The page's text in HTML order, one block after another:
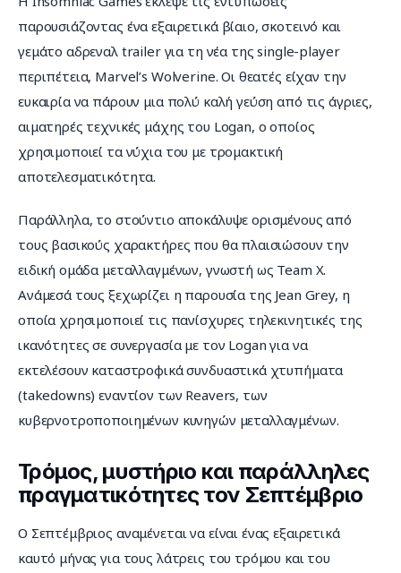
παρουσιάζοντας ένα εξαιρετικά βίαιο, σκοτεινό και
γεμάτο αδρεναλ trailer για τη νέα της single-player
περιπέτεια, Marvel’s Wolverine. Οι θεατές είχαν την
ευκαιρία να πάρουν μια πολύ καλή γεύση από τις άγριες,
αιματηρές τεχνικές μάχης του Logan, ο οποίος
χρησιμοποιεί τα νύχια του με τρομακτική
αποτελεσματικότητα.
Παράλληλα, το στούντιο αποκάλυψε ορισμένους από
τους βασικούς χαρακτήρες που θα πλαισιώσουν την
ειδική ομάδα μεταλλαγμένων, γνωστή ως Team X.
Ανάμεσά τους ξεχωρίζει η παρουσία της Jean Grey, η
οποία χρησιμοποιεί τις πανίσχυρες τηλεκινητικές της
ικανότητες σε συνεργασία με τον Logan για να
εκτελέσουν καταστροφικά συνδυαστικά χτυπήματα
(takedowns) εναντίον των Reavers, των
κυβερνοτροποποιημένων κυνηγών μεταλλαγμένων.
Τρόμος, μυστήριο και παράλληλες
πραγματικότητες τον Σεπτέμβριο
Ο Σεπτέμβριος αναμένεται να είναι ένας εξαιρετικά
καυτό μήνας για τους λάτρεις του τρόμου και του